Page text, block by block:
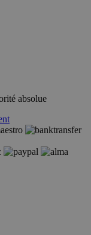
absolue